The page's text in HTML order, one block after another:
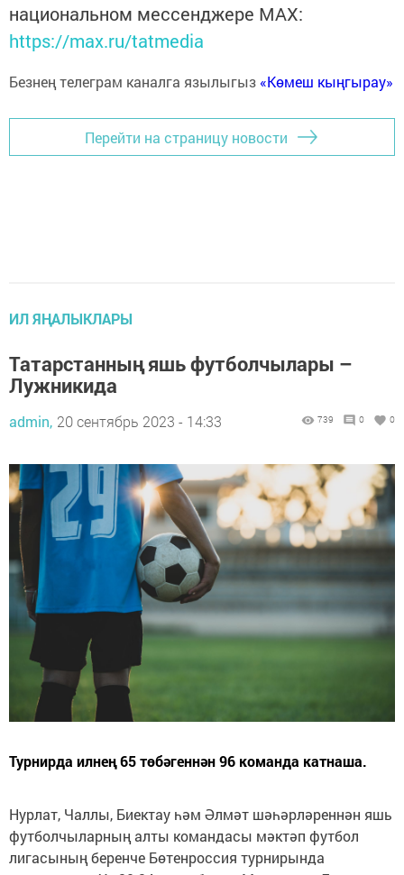
национальном мессенджере MАХ:
https://max.ru/tatmedia
Безнең телеграм каналга язылыгыз «Көмеш кыңгырау»
Перейти на страницу новости
ИЛ ЯҢАЛЫКЛАРЫ
Татарстанның яшь футболчылары –
Лужникида
admin, 20 сентябрь 2023 - 14:33 739 0 0
Турнирда илнең 65 төбәгеннән 96 команда катнаша.
Нурлат, Чаллы, Биектау һәм Әлмәт шәһәрләреннән яшь
футболчыларның алты командасы мәктәп футбол
лигасының беренче Бөтенроссия турнирында